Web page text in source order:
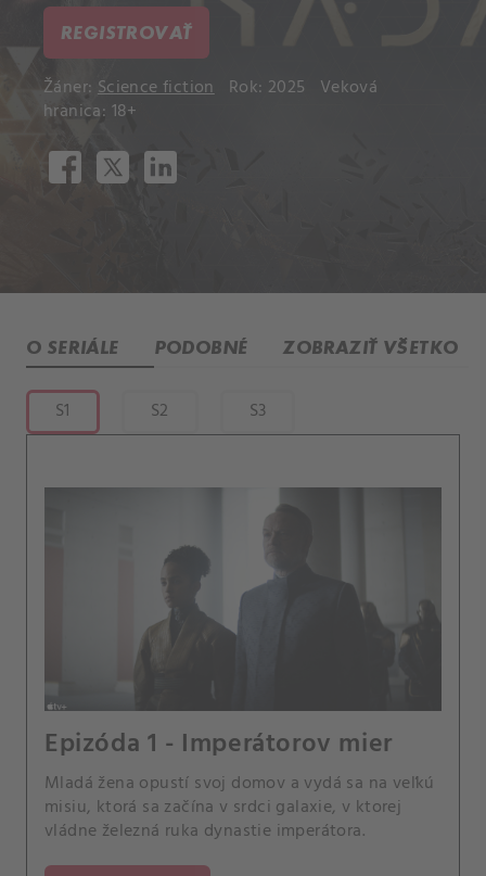
REGISTROVAŤ
Žáner: Science fiction Rok: 2025
Veková
hranica: 18+
O SERIÁLE PODOBNÉ ZOBRAZIŤ VŠETKO
S1 S2 S3
Epizóda 1 - Imperátorov mier
Mladá žena opustí svoj domov a vydá sa na veľkú
misiu, ktorá sa začína v srdci galaxie, v ktorej
vládne železná ruka dynastie imperátora.